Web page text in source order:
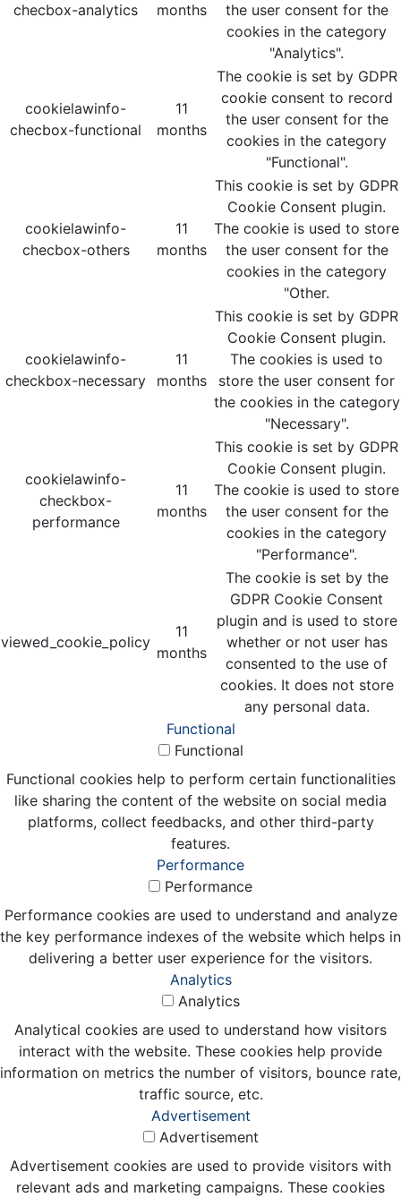
checbox-analytics
months
the user consent for the
cookies in the category
"Analytics".
cookielawinfo-
checbox-functional
11
months
The cookie is set by GDPR
cookie consent to record
the user consent for the
cookies in the category
"Functional".
cookielawinfo-
checbox-others
11
months
This cookie is set by GDPR
Cookie Consent plugin.
The cookie is used to store
the user consent for the
cookies in the category
"Other.
cookielawinfo-
checkbox-necessary
11
months
This cookie is set by GDPR
Cookie Consent plugin.
The cookies is used to
store the user consent for
the cookies in the category
"Necessary".
cookielawinfo-
checkbox-
performance
11
months
This cookie is set by GDPR
Cookie Consent plugin.
The cookie is used to store
the user consent for the
cookies in the category
"Performance".
viewed_cookie_policy
11
months
The cookie is set by the
GDPR Cookie Consent
plugin and is used to store
whether or not user has
consented to the use of
cookies. It does not store
any personal data.
Functional
Functional
Functional cookies help to perform certain functionalities
like sharing the content of the website on social media
platforms, collect feedbacks, and other third-party
features.
Performance
Performance
Performance cookies are used to understand and analyze
the key performance indexes of the website which helps in
delivering a better user experience for the visitors.
Analytics
Analytics
Analytical cookies are used to understand how visitors
interact with the website. These cookies help provide
information on metrics the number of visitors, bounce rate,
traffic source, etc.
Advertisement
Advertisement
Advertisement cookies are used to provide visitors with
relevant ads and marketing campaigns. These cookies